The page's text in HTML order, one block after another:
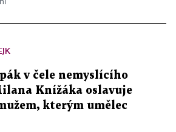
v čele nemyslícího
Knížáka oslavuje
kterým umělec